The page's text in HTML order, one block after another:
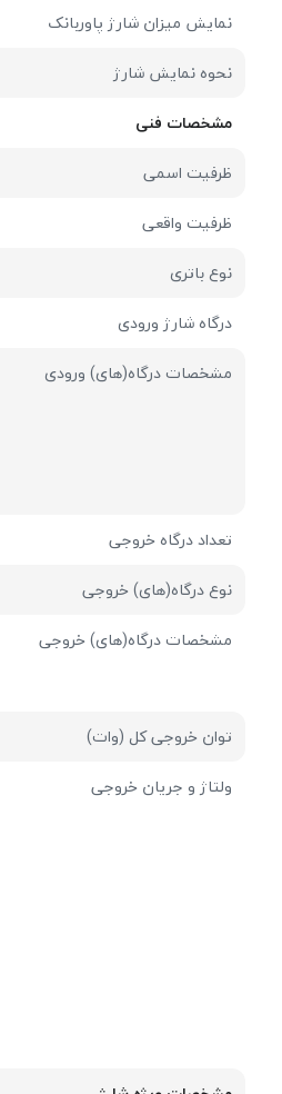
نمایش میزان شارژ پاوربانک
نحوه نمایش شارژ
مشخصات فنی
ظرفیت اسمی
ظرفیت واقعی
نوع باتری
درگاه شارژ ورودی
مشخصات درگاه(های) ورودی
تعداد درگاه خروجی
نوع درگاه(های) خروجی
مشخصات درگاه(های) خروجی
توان خروجی کل (وات)
ولتاژ و جریان خروجی